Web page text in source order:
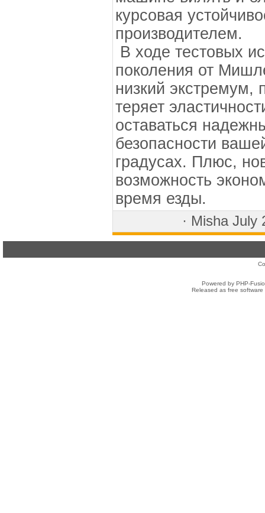
курсовая
производителем.
В ходе тестовых
поколения от
низкий экстремум,
теряет
оставаться
безопасности
градусах. Плюс,
возможность
время езды.
· MishaJuly
Powered by PHP-
Released as free